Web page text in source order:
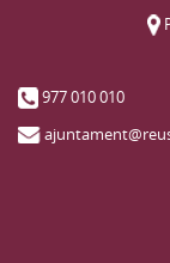
977 010 010